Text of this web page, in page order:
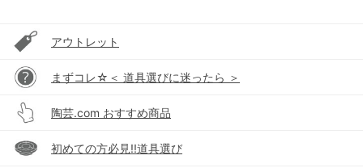
アウトレット
まずコレ☆＜ 道具選びに迷ったら ＞
陶芸.com おすすめ商品
初めての方必見!!道具選び